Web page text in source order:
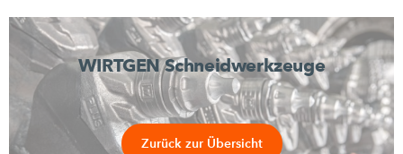
WIRTGEN Schneidwerkzeuge
Zurück zur Übersicht